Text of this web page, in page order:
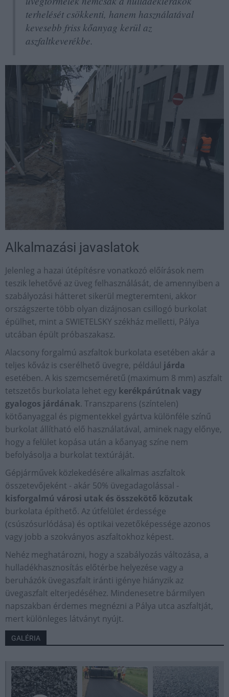
terhelését csökkenti, hanem használatával
kevesebb friss kőanyag kerül az
aszfaltkeverékbe.
Alkalmazási javaslatok
Jelenleg a hazai útépítésre vonatkozó előírások nem
teszik lehetővé az üveg felhasználását, de amennyiben a
szabályozási hátteret sikerül megteremteni, akkor
országszerte több olyan dizájnosan csillogó burkolat
épülhet, mint a SWIETELSKY székház melletti, Pálya
utcában épült próbaszakasz.
Alacsony forgalmú aszfaltok burkolata esetében akár a
teljes kőváz is cserélhető üvegre, például járda
esetében. A kis szemcseméretű (maximum 8 mm) aszfalt
tetszetős burkolata lehet egy kerékpárútnak vagy
gyalogos járdának. Transzparens (színtelen)
kötőanyaggal és pigmentekkel gyártva különféle színű
burkolat állítható elő használatával, aminek nagy előnye,
hogy a felület kopása után a kőanyag színe nem
befolyásolja a burkolat textúráját.
Gépjárművek közlekedésére alkalmas aszfaltok
összetevőjeként - akár 50% üvegadagolással -
kisforgalmú városi utak és összekötő közutak
burkolata építhető. Az útfelület érdessége
(csúszósurlódása) és optikai vezetőképessége azonos
vagy jobb a szokványos aszfaltokhoz képest.
Nehéz meghatározni, hogy a szabályozás változása, a
hulladékhasznosítás előtérbe helyezése vagy a
beruházók üvegaszfalt iránti igénye hiányzik az
üvegaszfalt elterjedéséhez. Mindenesetre bármilyen
napszakban érdemes megnézni a Pálya utca aszfaltját,
mert különleges látványt nyújt.
GALÉRIA